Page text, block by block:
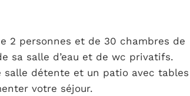
2 personnes et de 30 chambres de
sa salle d’eau et de wc privatifs.
salle détente et un patio avec tables
votre séjour.